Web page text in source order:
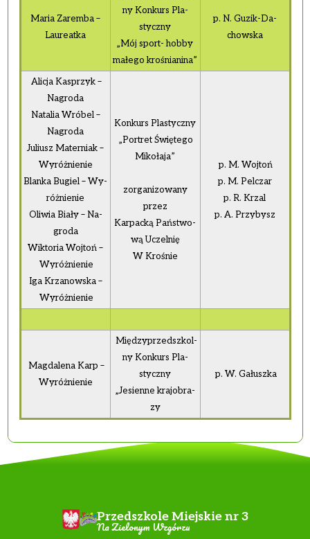
Maria Za­rem­ba –
Lau­re­at­ka
ny Kon­kurs Pla­
stycz­ny
„Mój sport- hobby
ma­łe­go kro­śnia­ni­na”
p. N. Guzik-Da­
chow­ska
Ali­cja Ka­sprzyk –
Na­gro­da
Na­ta­lia Wró­bel –
Na­gro­da
Ju­liusz Ma­ter­niak –
Wy­róż­nie­nie
Blan­ka Bu­giel – Wy­
róż­nie­nie
Oli­wia Biały – Na­
gro­da
Wik­to­ria Woj­toń –
Wy­róż­nie­nie
Iga Krza­now­ska –
Wy­róż­nie­nie
Kon­kurs Pla­stycz­ny
„Por­tret Świę­te­go
Mi­ko­ła­ja”
zor­ga­ni­zo­wa­ny
przez
Kar­pac­ką Pań­stwo­
wą Uczel­nię
W Kro­śnie
p. M. Woj­toń
p. M. Pel­czar
p. R. Krzal
p. A. Przy­bysz
Mag­da­le­na Karp –
Wy­róż­nie­nie
Mię­dzy­przedsz­kol­
ny Kon­kurs Pla­
stycz­ny
„Je­sien­ne kra­jo­bra­
zy
p. W. Ga­łusz­ka
Przedszkole Miejskie nr 3
Na Zielonym Wzgórzu